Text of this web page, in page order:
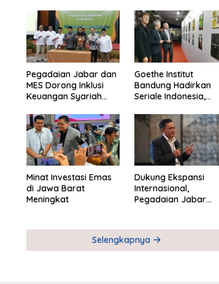
Pegadaian Jabar dan
MES Dorong Inklusi
Keuangan Syariah
UMKM
Goethe Institut
Bandung Hadirkan
Seriale Indonesia,
Global Industri Serial
Minat Investasi Emas
di Jawa Barat
Meningkat
Dukung Ekspansi
Internasional,
Pegadaian Jabar
Pegadaian Timor
Leste
Selengkapnya